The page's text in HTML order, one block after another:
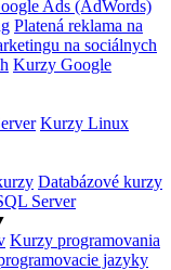
Ads (AdWords)
Platená reklama na
na sociálnych
Kurzy Google
Kurzy Linux
Databázové kurzy
Server
Kurzy programovania
jazyky